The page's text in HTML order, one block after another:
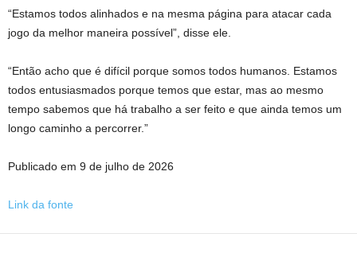
“Estamos todos alinhados e na mesma página para atacar cada
jogo da melhor maneira possível”, disse ele.
“Então acho que é difícil porque somos todos humanos. Estamos
todos entusiasmados porque temos que estar, mas ao mesmo
tempo sabemos que há trabalho a ser feito e que ainda temos um
longo caminho a percorrer.”
Publicado em 9 de julho de 2026
Link da fonte